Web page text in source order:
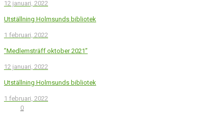
12 januari, 2022
Utställning Holmsunds bibliotek
1 februari, 2022
”Medlemsträff oktober 2021”
12 januari, 2022
Utställning Holmsunds bibliotek
1 februari, 2022
0